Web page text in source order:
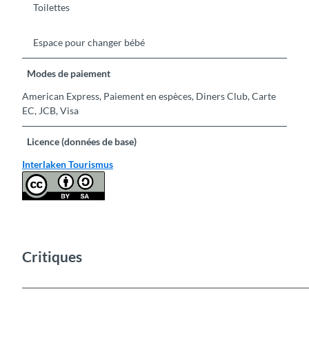
Toilettes
Espace pour changer bébé
Modes de paiement
American Express, Paiement en espèces, Diners Club, Carte
EC, JCB, Visa
Licence (données de base)
Interlaken Tourismus
Critiques